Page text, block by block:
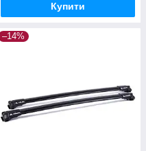
Купити
–14%